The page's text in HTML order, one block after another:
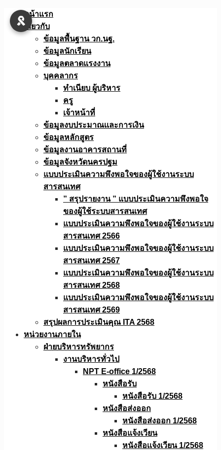
Skip
หน้าแรก
เกี่ยวกับ
ข้อมูลพื้นฐาน วก.นฐ.
ข้อมูลนักเรียน
ข้อมูลตลาดแรงงาน
บุคคลากร
ทำเนียบ ผู้บริหาร
ครู
เจ้าหน้าที่
ข้อมูลงบประมาณเเละการเงิน
ข้อมูลหลักสูตร
ข้อมูลงานอาคารสถานที่
ข้อมูลจังหวัดนครปฐม
แบบประเมินความพึงพอใจของผู้ใช้งานระบบ
สารสนเทศ
” สรุปรายงาน ” แบบประเมินความพึงพอใจ
ของผู้ใช้ระบบสารสนเทศ
แบบประเมินความพึงพอใจของผู้ใช้งานระบบ
สารสนเทศ 2566
แบบประเมินความพึงพอใจของผู้ใช้งานระบบ
สารสนเทศ 2567
แบบประเมินความพึงพอใจของผู้ใช้งานระบบ
สารสนเทศ 2568
แบบประเมินความพึงพอใจของผู้ใช้งานระบบ
สารสนเทศ 2569
สรุปผลการประเมินคุณ ITA 2568
หน่วยงานภายใน
ฝ่ายบริหารทรัพยากร
งานบริหารทั่วไป
NPT E-office 1/2568
หนังสือรับ
หนังสือรับ 1/2568
หนังสือส่งออก
หนังสือส่งออก 1/2568
หนังสือแจ้งเวียน
หนังสือเเจ้งเวียน 1/2568